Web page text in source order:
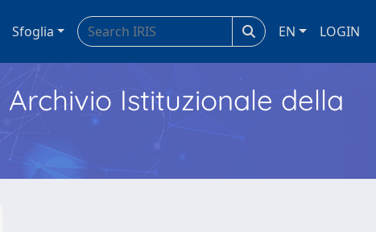
Sfoglia EN LOGIN
Archivio Istituzionale della